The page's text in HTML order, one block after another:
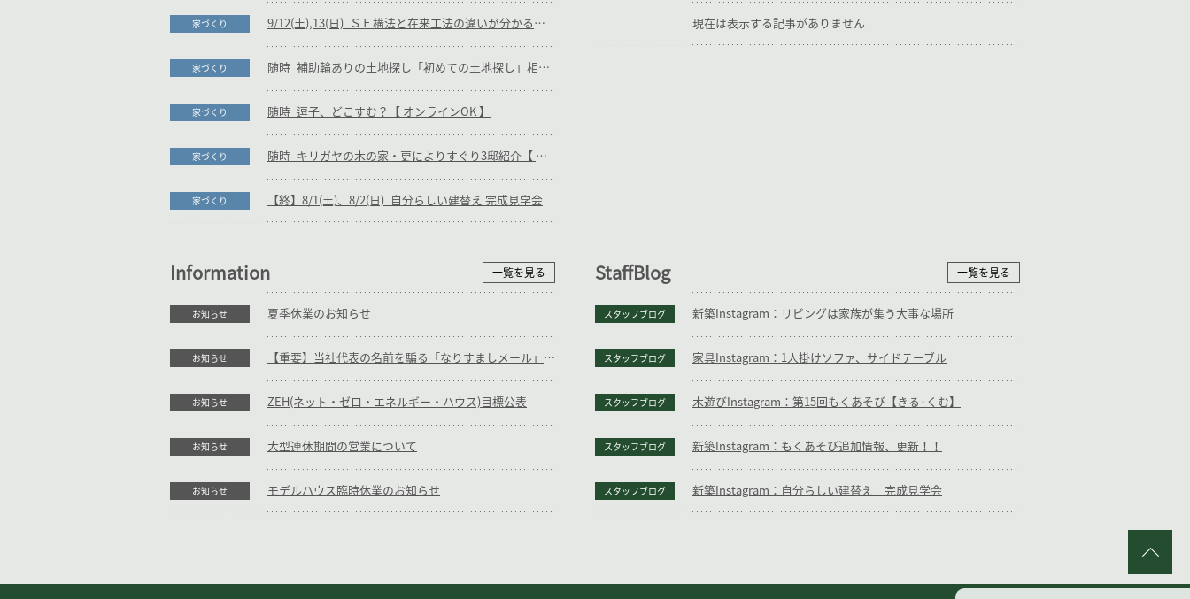
家づくり 9/12(土),13(日)_ＳＥ構法と在来工法の違いが分かる 施工中見学会
家づくり 随時_補助輪ありの土地探し「初めての土地探し」相談会【3組様限定】
家づくり 随時_逗子、どこすむ？【 オンラインOK 】
家づくり 随時_キリガヤの木の家・更によりすぐり3邸紹介【 オンラインOK 】
家づくり 【終】8/1(土)、8/2(日)_自分らしい建替え 完成見学会
現在は表示する記事がありません
Information 一覧を見る
お知らせ 夏季休業のお知らせ
お知らせ 【重要】当社代表の名前を騙る「なりすましメール」に関する注意喚起とお願い
お知らせ ZEH(ネット・ゼロ・エネルギー・ハウス)目標公表
お知らせ 大型連休期間の営業について
お知らせ モデルハウス臨時休業のお知らせ
StaffBlog 一覧を見る
スタッフブログ 新築Instagram：リビングは家族が集う大事な場所
スタッフブログ 家具Instagram：1人掛けソファ、サイドテーブル
スタッフブログ 木遊びInstagram：第15回もくあそび【きる·くむ】
スタッフブログ 新築Instagram：もくあそび追加情報、更新！！
スタッフブログ 新築Instagram：自分らしい建替え 完成見学会